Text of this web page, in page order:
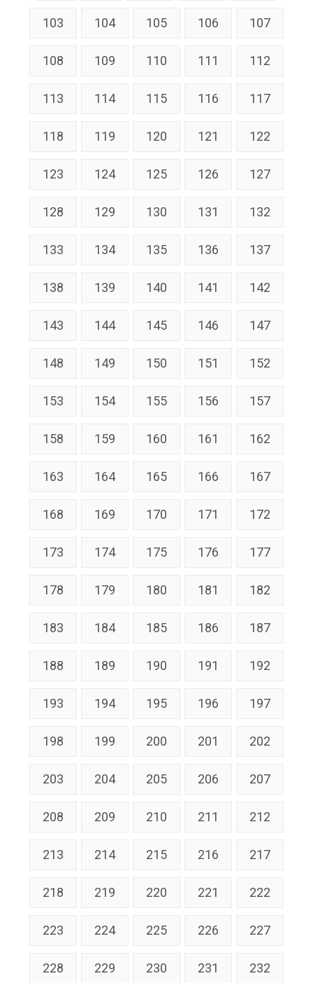
103 104 105 106 107
108 109 110 111 112
113 114 115 116 117
118 119 120 121 122
123 124 125 126 127
128 129 130 131 132
133 134 135 136 137
138 139 140 141 142
143 144 145 146 147
148 149 150 151 152
153 154 155 156 157
158 159 160 161 162
163 164 165 166 167
168 169 170 171 172
173 174 175 176 177
178 179 180 181 182
183 184 185 186 187
188 189 190 191 192
193 194 195 196 197
198 199 200 201 202
203 204 205 206 207
208 209 210 211 212
213 214 215 216 217
218 219 220 221 222
223 224 225 226 227
228 229 230 231 232